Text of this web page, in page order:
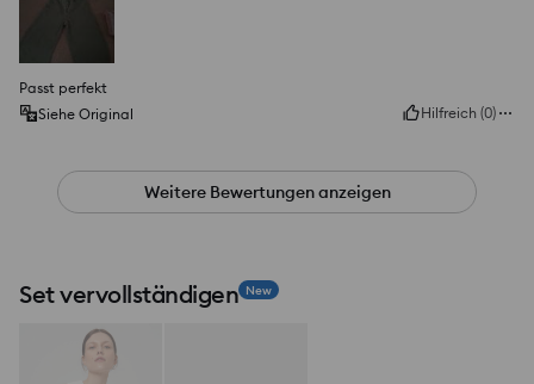
Passt perfekt
Siehe Original
Hilfreich (0)
Weitere Bewertungen anzeigen
Set vervollständigen New